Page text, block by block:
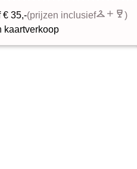
€ 35,-(prijzen inclusief
)
kaartverkoop